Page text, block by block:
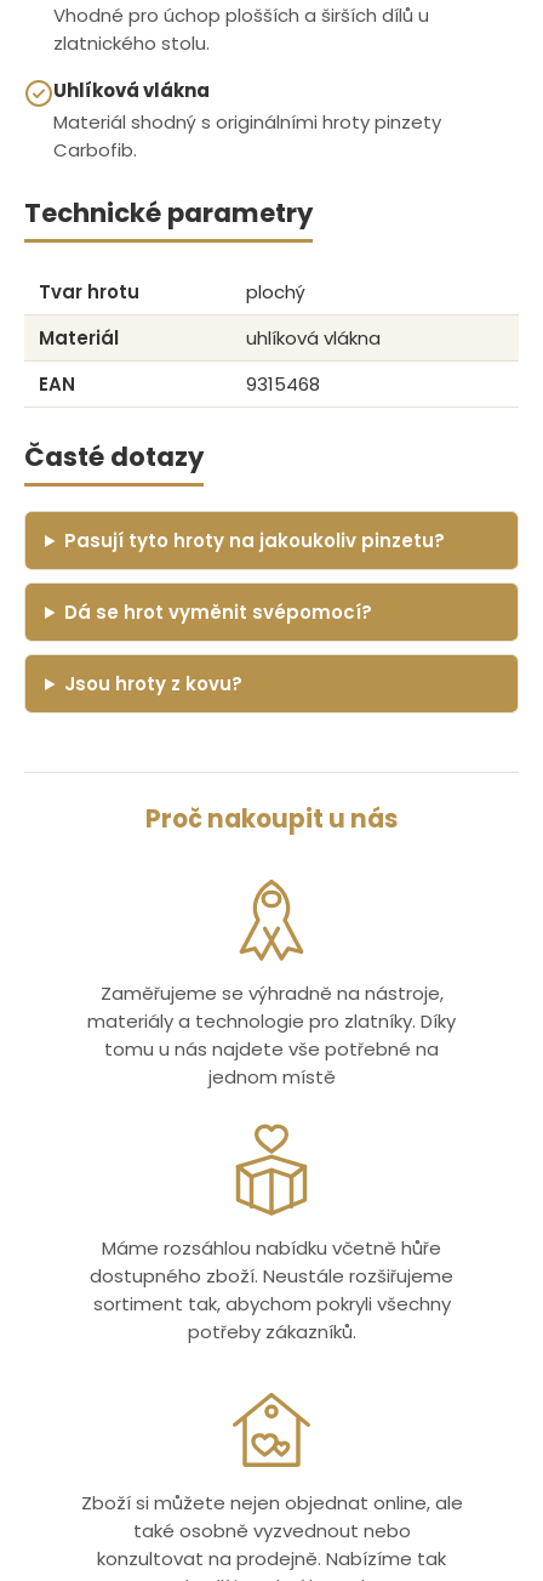
Vhodné pro úchop plošších a širších dílů u
zlatnického stolu.
Uhlíková vlákna
Materiál shodný s originálními hroty pinzety
Carbofib.
Technické parametry
Tvar hrotu
plochý
Materiál
uhlíková vlákna
EAN
9315468
Časté dotazy
Pasují tyto hroty na jakoukoliv pinzetu?
Dá se hrot vyměnit svépomocí?
Jsou hroty z kovu?
Proč nakoupit u nás
Zaměřujeme se výhradně na nástroje,
materiály a technologie pro zlatníky. Díky
tomu u nás najdete vše potřebné na
jednom místě
Máme rozsáhlou nabídku včetně hůře
dostupného zboží. Neustále rozšiřujeme
sortiment tak, abychom pokryli všechny
potřeby zákazníků.
Zboží si můžete nejen objednat online, ale
také osobně vyzvednout nebo
konzultovat na prodejně. Nabízíme tak